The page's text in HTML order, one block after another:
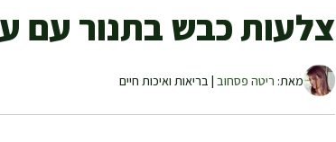
צלעות כבש בתנור עם
מאת: ריטה פסחוב | בריאות ואיכות חיים